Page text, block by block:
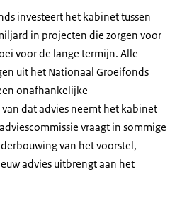
investeert het kabinet tussen
in projecten die zorgen voor
voor de lange termijn. Alle
uit het Nationaal Groeifonds
onafhankelijke
dat advies neemt het kabinet
vraagt in sommige
van het voorstel,
advies uitbrengt aan het